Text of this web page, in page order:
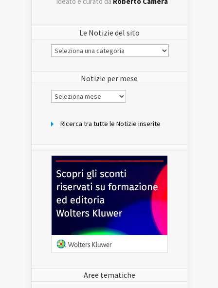
Le Notizie del sito
Le
Notizie
Notizie per mese
Notizie
per
Ricerca tra tutte le Notizie inserite
Aree tematiche